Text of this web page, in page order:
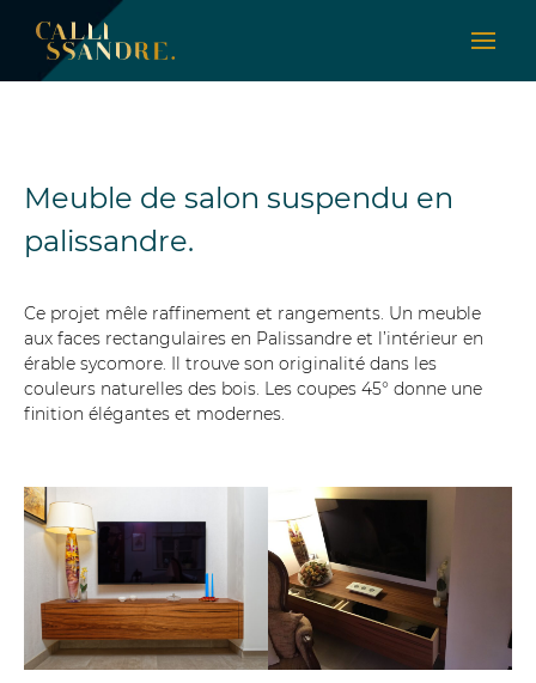
Meuble de salon suspendu en
palissandre.
Ce projet mêle raffinement et rangements. Un meuble
aux faces rectangulaires en Palissandre et l’intérieur en
érable sycomore. Il trouve son originalité dans les
couleurs naturelles des bois. Les coupes 45° donne une
finition élégantes et modernes.